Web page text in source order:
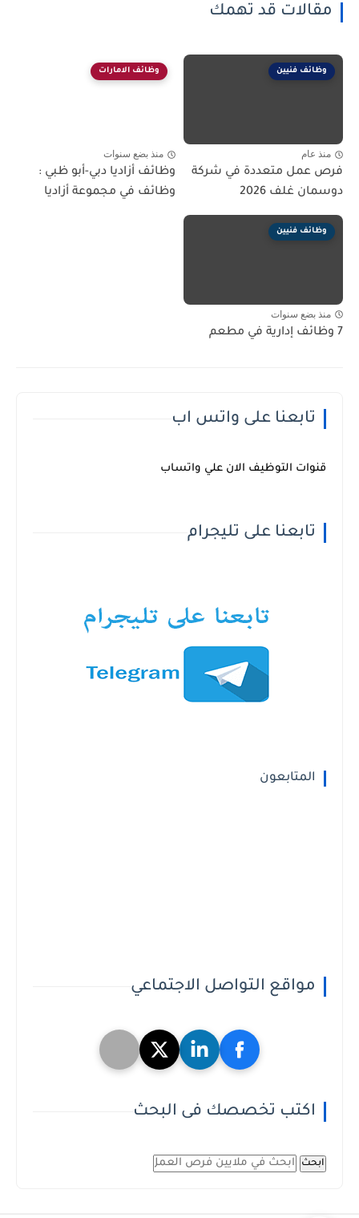
مقالات قد تهمك
وظائف فنيين
منذ عام
فرص عمل متعددة في شركة
دوسمان غلف 2026
وظائف الامارات
منذ بضع سنوات
وظائف أزاديا دبي-أبو ظبي :
وظائف في مجموعة أزاديا
وظائف فنيين
منذ بضع سنوات
7 وظائف إدارية في مطعم
تابعنا على واتس اب
قنوات التوظيف الان علي واتساب
تابعنا على تليجرام
المتابعون
مواقع التواصل الاجتماعي
اكتب تخصصك فى البحث
ابحث